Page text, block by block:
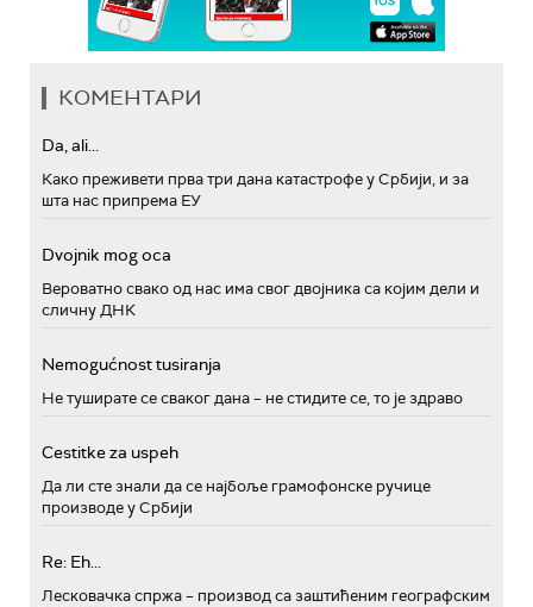
КОМЕНТАРИ
Da, ali...
Како преживети прва три дана катастрофе у Србији, и за
шта нас припрема ЕУ
Dvojnik mog oca
Вероватно свако од нас има свог двојника са којим дели и
сличну ДНК
Nemogućnost tusiranja
Не туширате се сваког дана – не стидите се, то је здраво
Cestitke za uspeh
Да ли сте знали да се најбоље грамофонске ручице
производе у Србији
Re: Eh...
Лесковачка спржа – производ са заштићеним географским